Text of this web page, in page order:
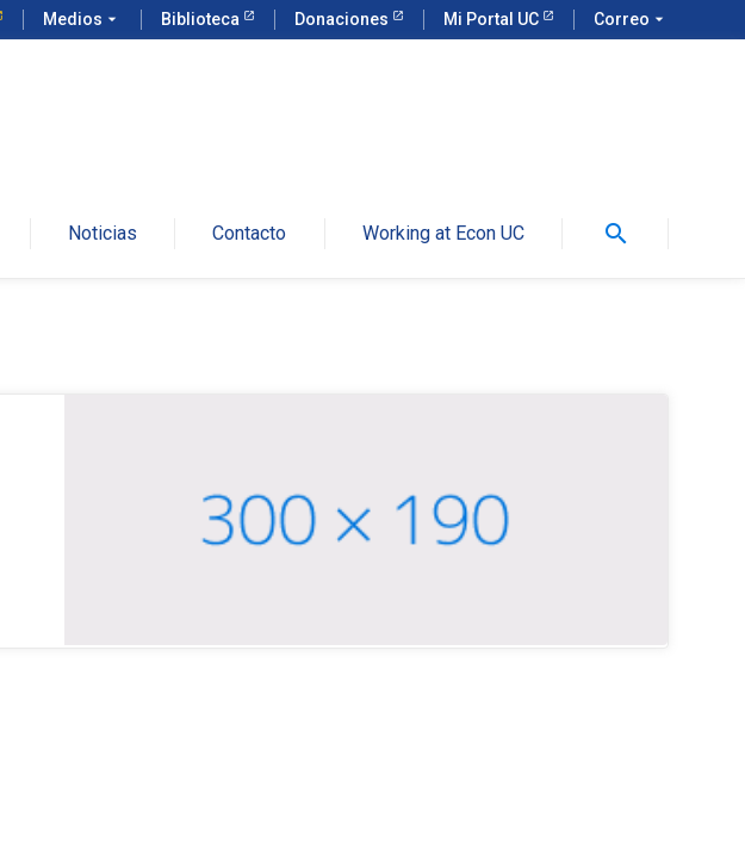
Medios arrow_drop_down Biblioteca Donaciones Mi Portal UC Correo arrow_drop_down
Noticias Contacto Working at Econ UC search